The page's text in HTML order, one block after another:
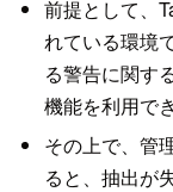
前提として、
れている環境
る警告に関す
機能を利用で
その上で、管
ると、抽出が